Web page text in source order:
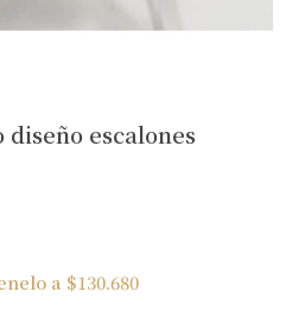
escalones
a $130.680